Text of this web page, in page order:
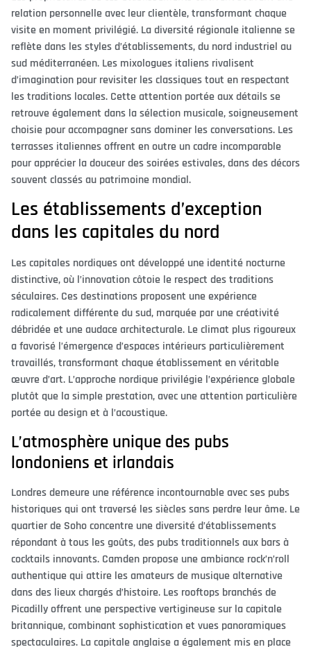
relation personnelle avec leur clientèle, transformant chaque
visite en moment privilégié. La diversité régionale italienne se
reflète dans les styles d’établissements, du nord industriel au
sud méditerranéen. Les mixologues italiens rivalisent
d’imagination pour revisiter les classiques tout en respectant
les traditions locales. Cette attention portée aux détails se
retrouve également dans la sélection musicale, soigneusement
choisie pour accompagner sans dominer les conversations. Les
terrasses italiennes offrent en outre un cadre incomparable
pour apprécier la douceur des soirées estivales, dans des décors
souvent classés au patrimoine mondial.
Les établissements d’exception
dans les capitales du nord
Les capitales nordiques ont développé une identité nocturne
distinctive, où l’innovation côtoie le respect des traditions
séculaires. Ces destinations proposent une expérience
radicalement différente du sud, marquée par une créativité
débridée et une audace architecturale. Le climat plus rigoureux
a favorisé l’émergence d’espaces intérieurs particulièrement
travaillés, transformant chaque établissement en véritable
œuvre d’art. L’approche nordique privilégie l’expérience globale
plutôt que la simple prestation, avec une attention particulière
portée au design et à l’acoustique.
L’atmosphère unique des pubs
londoniens et irlandais
Londres demeure une référence incontournable avec ses pubs
historiques qui ont traversé les siècles sans perdre leur âme. Le
quartier de Soho concentre une diversité d’établissements
répondant à tous les goûts, des pubs traditionnels aux bars à
cocktails innovants. Camden propose une ambiance rock’n’roll
authentique qui attire les amateurs de musique alternative
dans des lieux chargés d’histoire. Les rooftops branchés de
Picadilly offrent une perspective vertigineuse sur la capitale
britannique, combinant sophistication et vues panoramiques
spectaculaires. La capitale anglaise a également mis en place